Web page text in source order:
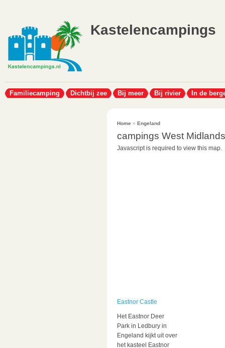
Kastelencampings
Familiecamping Dichtbij zee Bij meer Bij rivier In de
Home » Engeland
campings West Midlands
Javascript is required to view this map.
Eastnor Castle
Het Eastnor Deer
Park in Ledbury in
Engeland kijkt uit over
het kasteel Eastnor